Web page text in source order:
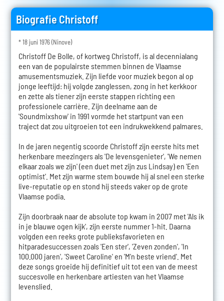
Biografie Christoff
* 18 juni 1976 (Ninove)
Christoff De Bolle, of kortweg Christoff, is al decennialang
een van de populairste stemmen binnen de Vlaamse
amusementsmuziek. Zijn liefde voor muziek begon al op
jonge leeftijd: hij volgde zanglessen, zong in het kerkkoor
en zette als tiener zijn eerste stappen richting een
professionele carrière. Zijn deelname aan de
'Soundmixshow' in 1991 vormde het startpunt van een
traject dat zou uitgroeien tot een indrukwekkend palmares.
In de jaren negentig scoorde Christoff zijn eerste hits met
herkenbare meezingers als 'De levensgenieter', 'We nemen
elkaar zoals we zijn' (een duet met zijn zus Lindsay) en 'Een
optimist'. Met zijn warme stem bouwde hij al snel een sterke
live-reputatie op en stond hij steeds vaker op de grote
Vlaamse podia.
Zijn doorbraak naar de absolute top kwam in 2007 met 'Als ik
in je blauwe ogen kijk', zijn eerste nummer 1-hit. Daarna
volgden een reeks grote publieksfavorieten en
hitparadesuccessen zoals 'Een ster', 'Zeven zonden', 'In
100.000 jaren', 'Sweet Caroline' en 'M'n beste vriend'. Met
deze songs groeide hij definitief uit tot een van de meest
succesvolle en herkenbare artiesten van het Vlaamse
levenslied.